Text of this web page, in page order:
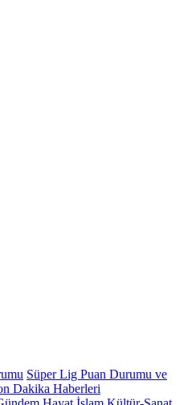
Süper Lig Puan Durumu ve
Dakika Haberleri